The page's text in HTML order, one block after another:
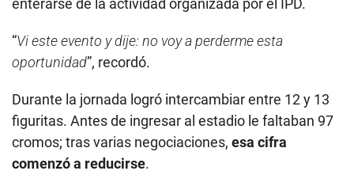
enterarse de la actividad organizada por el IPD.
“Vi este evento y dije: no voy a perderme esta
oportunidad”, recordó.
Durante la jornada logró intercambiar entre 12 y 13
figuritas. Antes de ingresar al estadio le faltaban 97
cromos; tras varias negociaciones, esa cifra
comenzó a reducirse.